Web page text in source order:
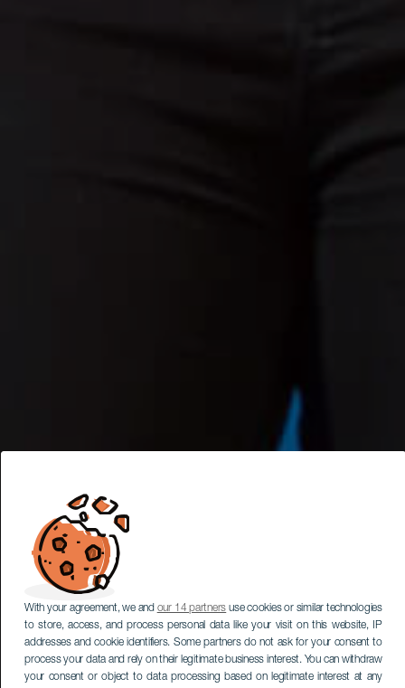
With your agreement, we and our 14 partners use cookies or similar technologies
to store, access, and process personal data like your visit on this website, IP
addresses and cookie identifiers. Some partners do not ask for your consent to
process your data and rely on their legitimate business interest. You can withdraw
your consent or object to data processing based on legitimate interest at any